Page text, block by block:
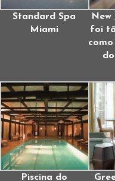
Standard Spa
Miami
New
foi
Piscina do